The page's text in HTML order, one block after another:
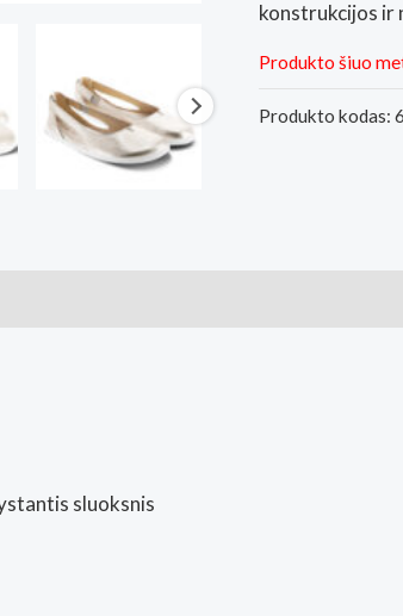
konstrukcijos ir
Produkto šiuo
Produkto kodas:
sluoksnis